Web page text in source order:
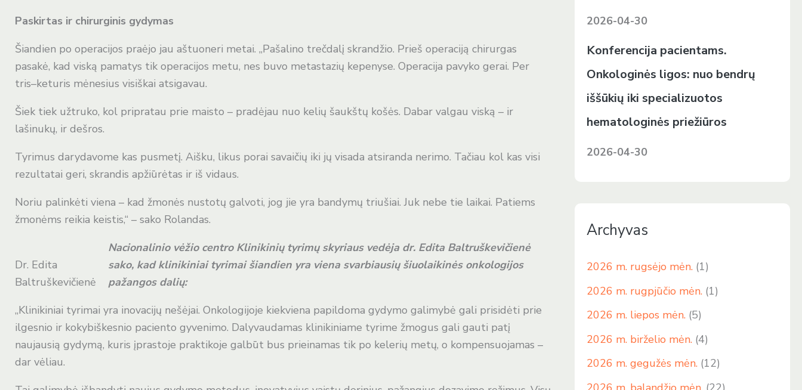
Paskirtas ir chirurginis gydymas
Šiandien po operacijos praėjo jau aštuoneri metai. „Pašalino trečdalį skrandžio. Prieš operaciją chirurgas
pasakė, kad viską pamatys tik operacijos metu, nes buvo metastazių kepenyse. Operacija pavyko gerai. Per
tris–keturis mėnesius visiškai atsigavau.
Šiek tiek užtruko, kol pripratau prie maisto – pradėjau nuo kelių šaukštų košės. Dabar valgau viską – ir
lašinukų, ir dešros.
Tyrimus darydavome kas pusmetį. Aišku, likus porai savaičių iki jų visada atsiranda nerimo. Tačiau kol kas visi
rezultatai geri, skrandis apžiūrėtas ir iš vidaus.
Noriu palinkėti viena – kad žmonės nustotų galvoti, jog jie yra bandymų triušiai. Juk nebe tie laikai. Patiems
žmonėms reikia keistis,“ – sako Rolandas.
Dr. Edita
Baltruškevičienė
Nacionalinio vėžio centro Klinikinių tyrimų skyriaus vedėja dr. Edita Baltruškevičienė
sako, kad klinikiniai tyrimai šiandien yra viena svarbiausių šiuolaikinės onkologijos
pažangos dalių:
„Klinikiniai tyrimai yra inovacijų nešėjai. Onkologijoje kiekviena papildoma gydymo galimybė gali prisidėti prie
ilgesnio ir kokybiškesnio paciento gyvenimo. Dalyvaudamas klinikiniame tyrime žmogus gali gauti patį
naujausią gydymą, kuris įprastoje praktikoje galbūt bus prieinamas tik po kelerių metų, o kompensuojamas –
dar vėliau.
2026-04-30
Konferencija pacientams.
Onkologinės ligos: nuo bendrų
iššūkių iki specializuotos
hematologinės priežiūros
2026-04-30
Archyvas
2026 m. rugsėjo mėn.(1)
2026 m. rugpjūčio mėn.(1)
2026 m. liepos mėn.(5)
2026 m. birželio mėn.(4)
2026 m. gegužės mėn.(12)